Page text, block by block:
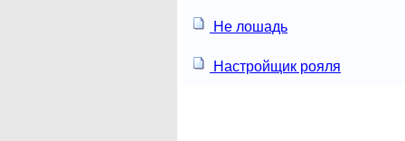
Не лошадь
Настройщик рояля